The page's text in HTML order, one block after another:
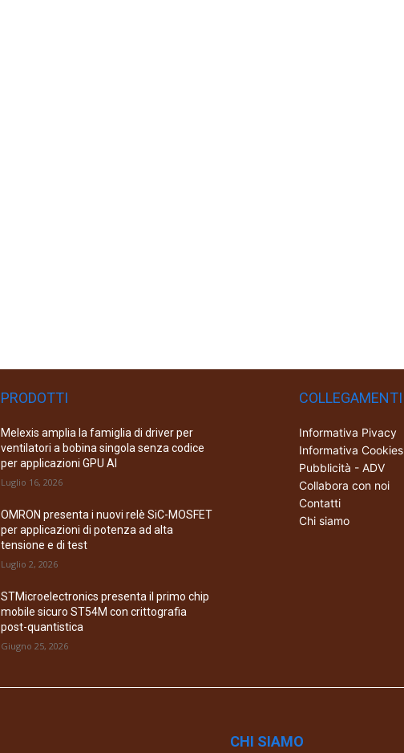
PRODOTTI
Melexis amplia la famiglia di driver per
ventilatori a bobina singola senza codice
per applicazioni GPU AI
Luglio 16, 2026
OMRON presenta i nuovi relè SiC-MOSFET
per applicazioni di potenza ad alta
tensione e di test
Luglio 2, 2026
STMicroelectronics presenta il primo chip
mobile sicuro ST54M con crittografia
post-quantistica
Giugno 25, 2026
COLLEGAMENTI
Informativa Pivacy
Informativa Cookies
Pubblicità - ADV
Collabora con noi
Contatti
Chi siamo
CHI SIAMO